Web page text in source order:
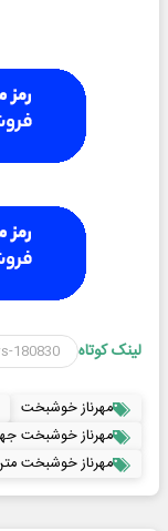
لینک کوتاه
مهرناز خوشبخت
مهرناز خوشبخت
مهرناز خوشبخت